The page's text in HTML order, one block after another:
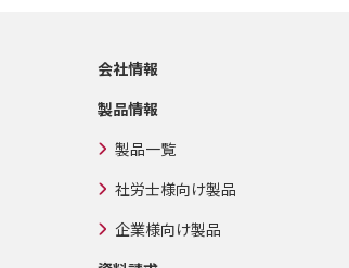
会社情報
製品情報
製品一覧
社労士様向け製品
企業様向け製品